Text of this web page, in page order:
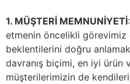
1. MÜŞTERİ MEMNUNİYETİ
etmenin öncelikli görevimiz
beklentilerini doğru
davranış biçimi, en iyi ürün
müşterilerimizin de